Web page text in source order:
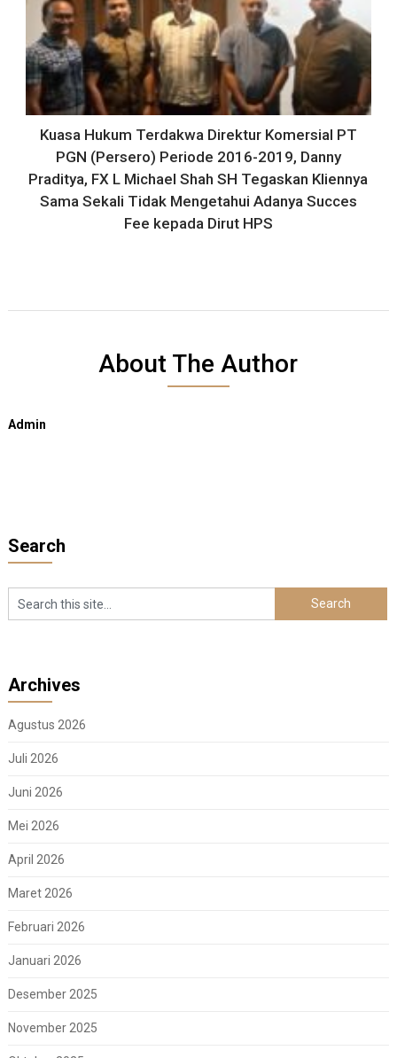
Kuasa Hukum Terdakwa Direktur Komersial PT
PGN (Persero) Periode 2016-2019, Danny
Praditya, FX L Michael Shah SH Tegaskan Kliennya
Sama Sekali Tidak Mengetahui Adanya Succes
Fee kepada Dirut HPS
About The Author
Admin
Search
Archives
Agustus 2026
Juli 2026
Juni 2026
Mei 2026
April 2026
Maret 2026
Februari 2026
Januari 2026
Desember 2025
November 2025